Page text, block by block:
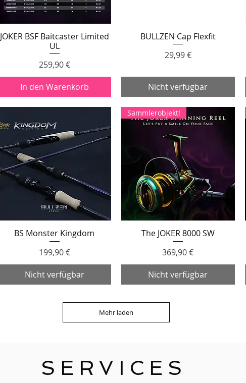
Schnellansicht
JOKER BSF Baitcaster Limited
UL
Preis
259,90 €
In den Warenkorb
Schnellansicht
BULLZEN Cap Flexfit
Preis
29,99 €
Nicht verfügbar
Schnellansicht
BS Monster Kingdom
Preis
199,90 €
Nicht verfügbar
Schnellansicht
Sammlerobjekt!
The JOKER 8000 SW
Preis
369,90 €
Nicht verfügbar
Mehr laden
SERVICES